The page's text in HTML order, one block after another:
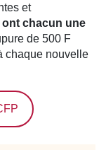
et
ont chacun une
de 500 F
chaque nouvelle